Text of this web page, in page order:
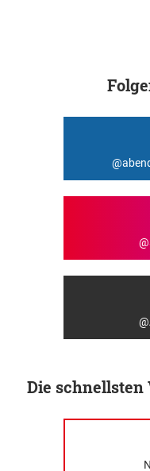
Die schnellsten